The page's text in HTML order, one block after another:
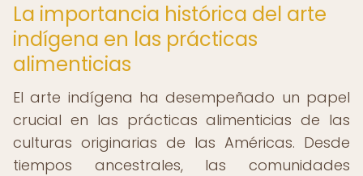
La importancia histórica del arte
indígena en las prácticas
alimenticias
El arte indígena ha desempeñado un papel
crucial en las prácticas alimenticias de las
culturas originarias de las Américas. Desde
tiempos ancestrales, las comunidades